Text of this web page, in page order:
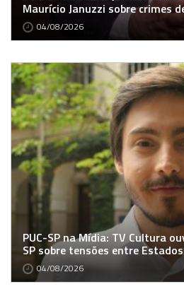
Maurício Januzzi sobre crimes
04/08/2026
PUC-SP na Mídia: TV Cultura
SP sobre tensões entre
04/08/2026